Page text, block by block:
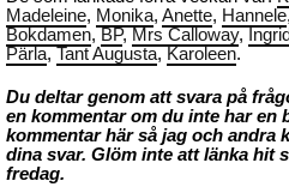
Madeleine, Monika, Anette, Hannele,
Bokdamen, BP, Mrs Calloway, Ingrid
Pärla, Tant Augusta, Karoleen.
Du deltar genom att svara på
en kommentar om du inte har en
kommentar här så jag och andra
dina svar. Glöm inte att länka hit
fredag.